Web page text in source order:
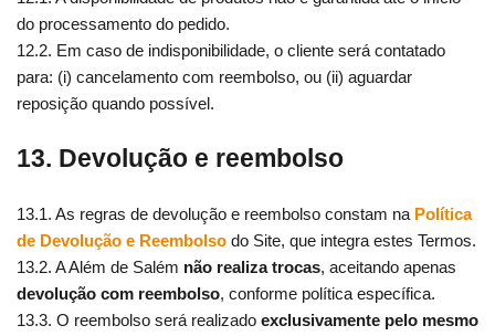
do processamento do pedido.
12.2. Em caso de indisponibilidade, o cliente será contatado
para: (i) cancelamento com reembolso, ou (ii) aguardar
reposição quando possível.
13. Devolução e reembolso
13.1. As regras de devolução e reembolso constam na Política
de Devolução e Reembolso do Site, que integra estes Termos.
13.2. A Além de Salém não realiza trocas, aceitando apenas
devolução com reembolso, conforme política específica.
13.3. O reembolso será realizado exclusivamente pelo mesmo